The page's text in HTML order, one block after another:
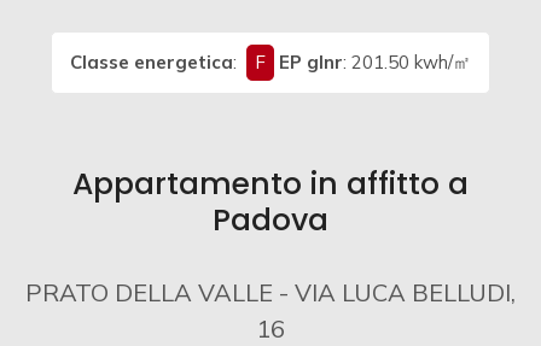
Classe energetica: F EP glnr: 201.50 kwh/㎡
Appartamento in affitto a
Padova
PRATO DELLA VALLE - VIA LUCA BELLUDI,
16